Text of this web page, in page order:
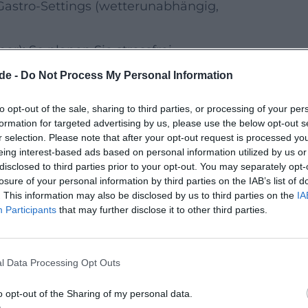
- Do Not Process My Personal Information
opt-out of the sale, sharing to third parties, or processing of your
for targeted advertising by us, please use the below opt-out
selection. Please note that after your opt-out request is processed
interest-based ads based on personal information utilized by us
to third parties prior to your opt-out. You may separately
of your personal information by third parties on the IAB’s list of
This information may also be disclosed by us to third parties on the
Participants that may further disclose it to other third parties.
Data Processing Opt Outs
opt-out of the Sharing of my personal data.
(wetterunabhängig,
So planen Sie stressfrei
wechselnde Höfe und
ohne große Hürden, oft mit Bewirtung
Sommer‑ und
und mögliche Ausweichlösungen
veröffentlicht.
Atmosphäre
Eintrag)
Singer‑Songwriter, akustische
der Stadt bzw. der